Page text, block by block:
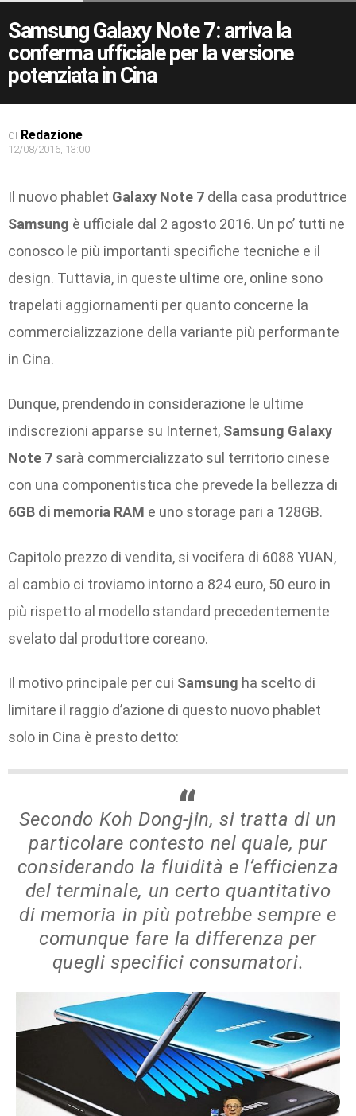
Samsung Galaxy Note 7: arriva la
conferma ufficiale per la versione
potenziata in Cina
di Redazione
12/08/2016, 13:00
Il nuovo phablet Galaxy Note 7 della casa produttrice
Samsung è ufficiale dal 2 agosto 2016. Un po’ tutti ne
conosco le più importanti specifiche tecniche e il
design. Tuttavia, in queste ultime ore, online sono
trapelati aggiornamenti per quanto concerne la
commercializzazione della variante più performante
in Cina.
Dunque, prendendo in considerazione le ultime
indiscrezioni apparse su Internet, Samsung Galaxy
Note 7 sarà commercializzato sul territorio cinese
con una componentistica che prevede la bellezza di
6GB di memoria RAM e uno storage pari a 128GB.
Capitolo prezzo di vendita, si vocifera di 6088 YUAN,
al cambio ci troviamo intorno a 824 euro, 50 euro in
più rispetto al modello standard precedentemente
svelato dal produttore coreano.
Il motivo principale per cui Samsung ha scelto di
limitare il raggio d’azione di questo nuovo phablet
solo in Cina è presto detto:
Secondo Koh Dong-jin, si tratta di un
particolare contesto nel quale, pur
considerando la fluidità e l’efficienza
del terminale, un certo quantitativo
di memoria in più potrebbe sempre e
comunque fare la differenza per
quegli specifici consumatori.